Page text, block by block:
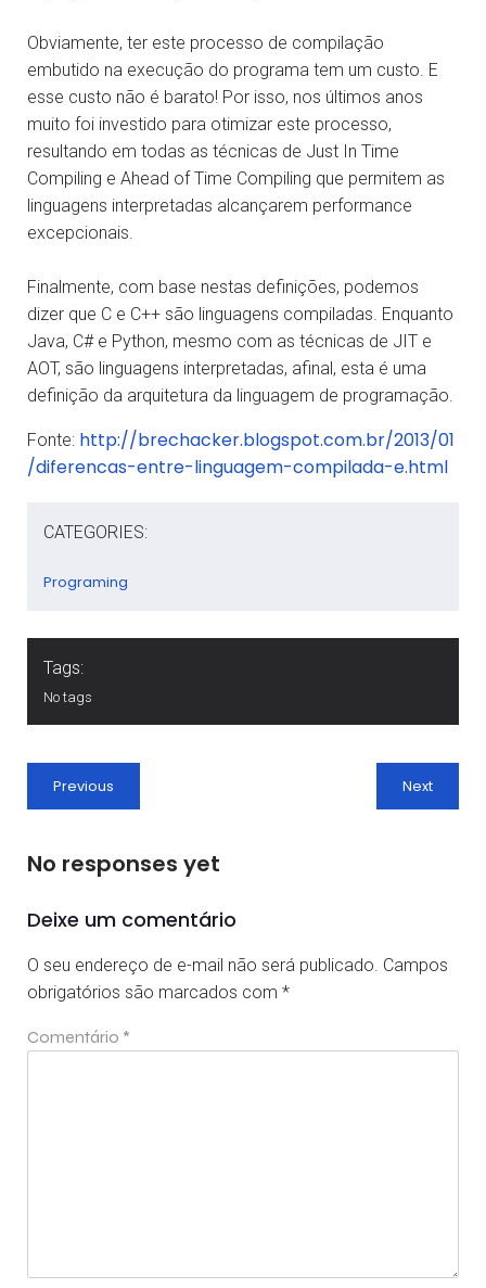
Obviamente, ter este processo de compilação
embutido na execução do programa tem um custo. E
esse custo não é barato! Por isso, nos últimos anos
muito foi investido para otimizar este processo,
resultando em todas as técnicas de Just In Time
Compiling e Ahead of Time Compiling que permitem as
linguagens interpretadas alcançarem performance
excepcionais.
Finalmente, com base nestas definições, podemos
dizer que C e C++ são linguagens compiladas. Enquanto
Java, C# e Python, mesmo com as técnicas de JIT e
AOT, são linguagens interpretadas, afinal, esta é uma
definição da arquitetura da linguagem de programação.
Fonte: http://brechacker.blogspot.com.br/2013/01
/diferencas-entre-linguagem-compilada-e.html
CATEGORIES:
Programing
Tags:
No tags
Previous Next
No responses yet
Deixe um comentário
O seu endereço de e-mail não será publicado. Campos
obrigatórios são marcados com *
Comentário *